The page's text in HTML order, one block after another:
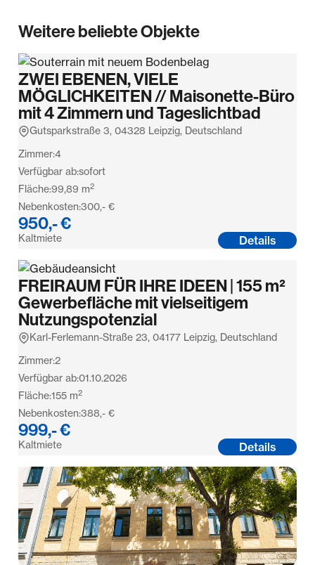
Weitere beliebte Objekte
ZWEI EBENEN, VIELE
MÖGLICHKEITEN // Maisonette-Büro
mit 4 Zimmern und Tageslichtbad
Gutsparkstraße 3, 04328 Leipzig, Deutschland
Zimmer:4
Verfügbar ab:sofort
Fläche:99,89 m2
Nebenkosten:300,- €
950,- €
Kaltmiete Details
FREIRAUM FÜR IHRE IDEEN | 155 m²
Gewerbefläche mit vielseitigem
Nutzungspotenzial
Karl-Ferlemann-Straße 23, 04177 Leipzig, Deutschland
Zimmer:2
Verfügbar ab:01.10.2026
Fläche:155 m2
Nebenkosten:388,- €
999,- €
Kaltmiete Details